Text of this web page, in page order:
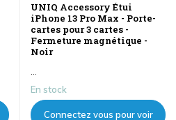
UNIQ Accessory Étui
iPhone 13 Pro Max - Porte-
cartes pour 3 cartes -
Fermeture magnétique -
Noir
...
En stock
Connectez vous pour voir